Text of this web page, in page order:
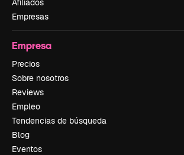
Afiliados
Empresas
Empresa
Precios
Sobre nosotros
Reviews
Empleo
Tendencias de búsqueda
Blog
Eventos